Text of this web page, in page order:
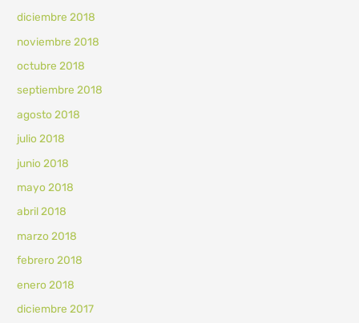
diciembre 2018
noviembre 2018
octubre 2018
septiembre 2018
agosto 2018
julio 2018
junio 2018
mayo 2018
abril 2018
marzo 2018
febrero 2018
enero 2018
diciembre 2017